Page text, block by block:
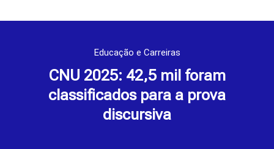
Educação e Carreiras
CNU 2025: 42,5 mil foram
classificados para a prova
discursiva